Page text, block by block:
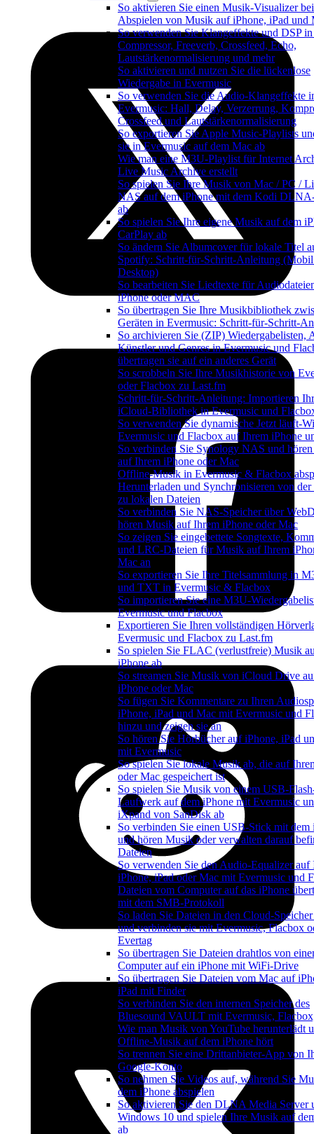
So aktivieren Sie einen Musik-Visualizer
Abspielen von Musik auf iPhone, iPad und
So verwenden Sie Klangeffekte und DSP
Compressor, Freeverb, Crossfeed, Echo,
Lautstärkenormalisierung und mehr
So aktivieren und nutzen Sie die lückenlose
Wiedergabe in Evermusic
So verwenden Sie die Audio-Klangeffekte
Evermusic: Hall, Delay, Verzerrung,
Crossfeed und Lautstärkenormalisierung
So exportieren Sie Apple Music-Playlists
sie in Evermusic auf dem Mac ab
Wie man eine M3U-Playlist für Internet
Live Music Archive erstellt
So spielen Sie Ihre Musik von Mac / PC /
NAS auf dem iPhone mit dem Kodi
ab
So spielen Sie Ihre eigene Musik auf dem
CarPlay ab
So ändern Sie Albumcover für lokale Titel
Spotify: Schritt-für-Schritt-Anleitung
Desktop)
So bearbeiten Sie Liedtexte für
iPhone oder MAC
So übertragen Sie Ihre Musikbibliothek
Geräten in Evermusic: Schritt-für-Schritt-
So archivieren Sie (ZIP) Wiedergabelisten,
Künstler und Genres in Evermusic und
übertragen sie auf ein anderes Gerät
So scrobbeln Sie Ihre Musikhistorie von
oder Flacbox zu Last.fm
Schritt-für-Schritt-Anleitung: Importieren
iCloud-Bibliothek in Evermusic und
So verwenden Sie dynamische Jetzt läuft-
Evermusic und Flacbox auf Ihrem iPhone
So verbinden Sie Synology NAS und
auf Ihrem iPhone oder Mac
Offline-Musik in Evermusic & Flacbox
Herunterladen und Synchronisieren von
zu lokalen Dateien
So verbinden Sie NAS-Speicher über
hören Musik auf Ihrem iPhone oder Mac
So zeigen Sie eingebettete Songtexte,
und LRC-Dateien für Musik auf Ihrem
Mac an
So exportieren Sie Ihre Titelsammlung in
und TXT in Evermusic & Flacbox
So importieren Sie eine M3U-
Evermusic und Flacbox
Exportieren Sie Ihren vollständigen
Evermusic und Flacbox zu Last.fm
So spielen Sie FLAC (verlustfreie) Musik
iPhone ab
So streamen Sie Musik von iCloud Drive
iPhone oder Mac
So fügen Sie Kommentare zu Ihren
iPhone, iPad und Mac mit Evermusic und
hinzu und zeigen sie an
So hören Sie Hörbücher auf iPhone, iPad
mit Evermusic
So spielen Sie lokale Musik ab, die auf
oder Mac gespeichert ist
So spielen Sie Musik von einem USB-
Laufwerk auf dem iPhone mit Evermusic
iXpand von SanDisk ab
So verbinden Sie einen USB-Stick mit dem
und hören Musik oder verwalten darauf
Dateien
So verwenden Sie den Audio-Equalizer auf
iPhone, iPad oder Mac mit Evermusic und
Dateien vom Computer auf das iPhone
mit dem SMB-Protokoll
So laden Sie Dateien in den Cloud-
und verbinden sie mit Evermusic, Flacbox
Evertag
So übertragen Sie Dateien drahtlos von
Computer auf ein iPhone mit WiFi-Drive
So übertragen Sie Dateien vom Mac auf
iPad mit Finder
So verbinden Sie den internen Speicher des
Bluesound VAULT mit Evermusic,
Wie man Musik von YouTube herunterlädt
Offline-Musik auf dem iPhone hört
So trennen Sie eine Drittanbieter-App von
Google-Konto
So nehmen Sie Videos auf, während Sie
dem iPhone abspielen
So aktivieren Sie den DLNA Media Server
Windows 10 und spielen Ihre Musik auf
ab